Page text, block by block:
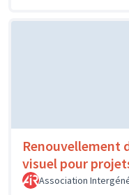
Renouvellement
visuel pour
Association